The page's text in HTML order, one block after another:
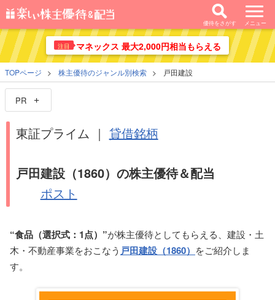
優待をさがす メニュー
注目 マネックス 最大2,000円相当もらえる
TOPページ 株主優待のジャンル別検索 戸田建設
PR
東証プライム ｜ 貸借銘柄
戸田建設（1860）の株主優待＆配当
ポスト
“食品（選択式：1点）”が株主優待としてもらえる、建設・土
木・不動産事業をおこなう 戸田建設（1860） をご紹介しま
す。